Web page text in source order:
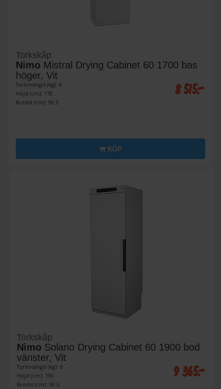
Torkskåp
Nimo Mistral Drying Cabinet 60 1700 bas
höger, Vit
Torkmängd (kg): 6
Höjd (cm): 170
Bredd (cm): 59.5
8 515:-
KÖP
Torkskåp
Nimo Solano Drying Cabinet 60 1900 bod
vänster, Vit
Torkmängd (kg): 6
Höjd (cm): 190
Bredd (cm): 59.5
9 365:-